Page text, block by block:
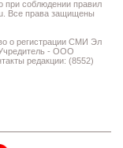
при соблюдении правил
Все права защищены
о регистрации СМИ Эл
- ООО
редакции: (8552)